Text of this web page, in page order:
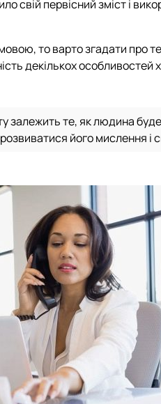
свій первісний зміст і
то варто згадати про
декількох особливостей
залежить те, як людина
його мислення і